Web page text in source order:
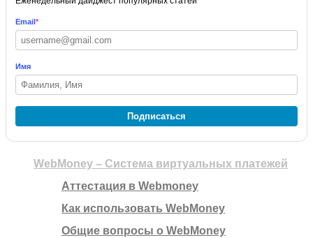
Email*
Имя
Подписаться
WebMoney – Система виртуальных платежей
Аттестация в Webmoney
Как использовать WebMoney
Общие вопросы о WebMoney